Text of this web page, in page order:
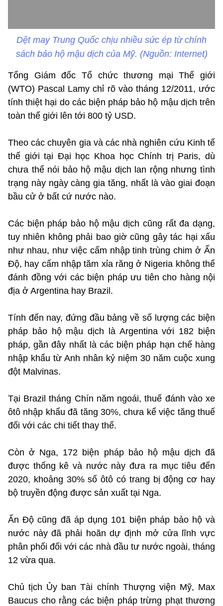
Dệt may Trung Quốc chịu nhiều sức ép từ chính
sách bảo hộ mậu dịch của Mỹ. (Nguồn: Internet)
Tổng Giám đốc Tổ chức thương mại Thế giới
(WTO) Pascal Lamy chỉ rõ vào tháng 12/2011, ước
tính thiệt hại do các biện pháp bảo hộ mậu dịch trên
toàn thế giới lên tới 800 tỷ USD.
Theo các chuyên gia và các nhà nghiên cứu Kinh tế
thế giới tại Đại học Khoa học Chính trị Paris, dù
chưa thể nói bảo hộ mậu dịch lan rộng nhưng tình
trạng này ngày càng gia tăng, nhất là vào giai đoạn
bầu cử ở bất cứ nước nào.
Các biện pháp bảo hộ mậu dịch cũng rất đa dạng,
tuy nhiên không phải bao giờ cũng gây tác hại xấu
như nhau, như việc cấm nhập tinh trùng chim ở Ấn
Độ, hay cấm nhập tăm xỉa răng ở Nigeria không thể
đánh đồng với các biện pháp ưu tiên cho hàng nội
địa ở Argentina hay Brazil.
Tính đến nay, đứng đầu bảng về số lượng các biện
pháp bảo hộ mậu dịch là Argentina với 182 biện
pháp, gần đây nhất là các biện pháp hạn chế hàng
nhập khẩu từ Anh nhân kỷ niệm 30 năm cuộc xung
đột Malvinas.
Tại Brazil tháng Chín năm ngoái, thuế đánh vào xe
ôtô nhập khẩu đã tăng 30%, chưa kể việc tăng thuế
đối với các chi tiết thay thế.
Còn ở Nga, 172 biện pháp bảo hộ mậu dịch đã
được thống kê và nước này đưa ra mục tiêu đến
2020, khoảng 30% số ôtô có trang bị động cơ hay
bộ truyền động được sản xuất tại Nga.
Ấn Độ cũng đã áp dụng 101 biện pháp bảo hộ và
nước này đã phải hoãn dự định mở cửa lĩnh vực
phân phối đối với các nhà đầu tư nước ngoài, tháng
12 vừa qua.
Chủ tịch Ủy ban Tài chính Thượng viện Mỹ, Max
Baucus cho rằng các biện pháp trừng phạt thương